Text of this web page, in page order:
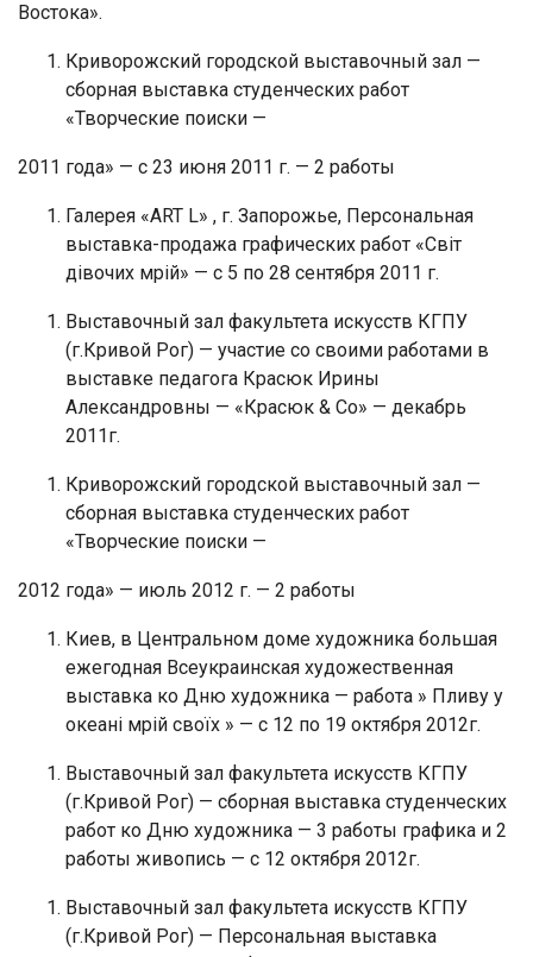
Востока».
Криворожский городской выставочный зал —
сборная выставка студенческих работ
«Творческие поиски —
2011 года» — с 23 июня 2011 г. — 2 работы
Галерея «ART L» , г. Запорожье, Персональная
выставка-продажа графических работ «Світ
дівочих мрій» — с 5 по 28 сентября 2011 г.
Выставочный зал факультета искусств КГПУ
(г.Кривой Рог) — участие со своими работами в
выставке педагога Красюк Ирины
Александровны — «Красюк & Co» — декабрь
2011г.
Криворожский городской выставочный зал —
сборная выставка студенческих работ
«Творческие поиски —
2012 года» — июль 2012 г. — 2 работы
Киев, в Центральном доме художника большая
ежегодная Всеукраинская художественная
выставка ко Дню художника — работа » Пливу у
океані мрій своїх » — с 12 по 19 октября 2012г.
Выставочный зал факультета искусств КГПУ
(г.Кривой Рог) — сборная выставка студенческих
работ ко Дню художника — 3 работы графика и 2
работы живопись — с 12 октября 2012г.
Выставочный зал факультета искусств КГПУ
(г.Кривой Рог) — Персональная выставка